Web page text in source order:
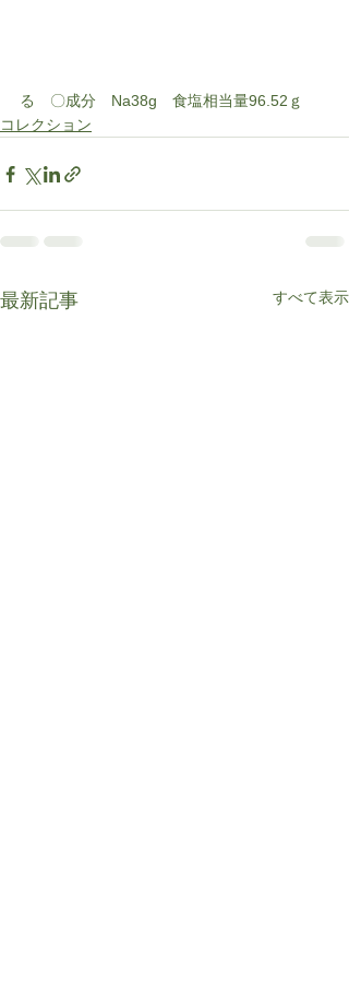
る　〇成分　Na38g　食塩相当量96.52ｇ
コレクション
最新記事 すべて表示